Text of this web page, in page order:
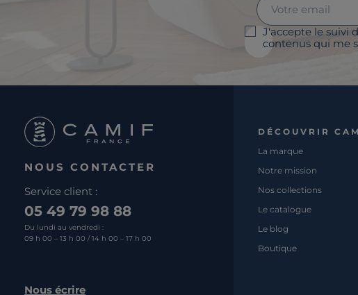
J'accepte le suivi
contenus qui me
NOUS CONTACTER
Service client :
05 49 79 98 88
Du lundi au vendredi :
09 h 00 – 13 h 00 / 14 h 00 – 17 h 00
Nous écrire
DÉCOUVRIR
La marque
Notre mission
Nos collections
Le catalogue
Le blog
Boutique